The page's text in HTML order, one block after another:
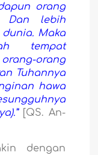
orang
Dan lebih
Maka
tempat
orang
Tuhannya
hawa
[QS. An-
dengan